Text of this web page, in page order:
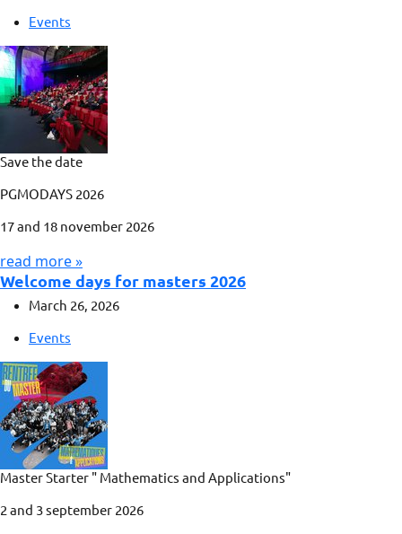
Events
Save the date
PGMODAYS 2026
17 and 18 november 2026
read more »
Welcome days for masters 2026
March 26, 2026
Events
Master Starter " Mathematics and Applications"
2 and 3 september 2026